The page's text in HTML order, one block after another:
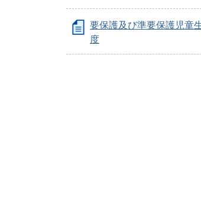
要保護及び準要保護児童
度